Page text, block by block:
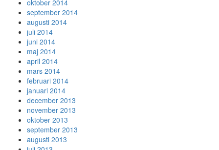
oktober 2014
september 2014
augusti 2014
juli 2014
juni 2014
maj 2014
april 2014
mars 2014
februari 2014
januari 2014
december 2013
november 2013
oktober 2013
september 2013
augusti 2013